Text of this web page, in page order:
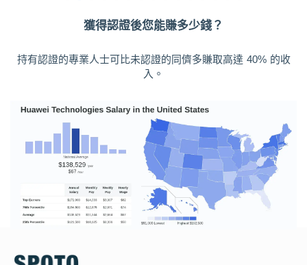
獲得認證後您能賺多少錢？
持有認證的專業人士可比未認證的同儕多賺取高達 40% 的收
入。